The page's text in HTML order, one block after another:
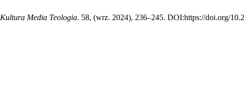
Kultura Media Teologia. 58, (wrz. 2024), 236–245. DOI:https://doi.org/